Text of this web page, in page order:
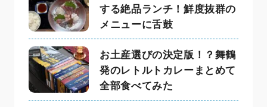
する絶品ランチ！鮮度抜群の
メニューに舌鼓
お土産選びの決定版！？舞鶴
発のレトルトカレーまとめて
全部食べてみた